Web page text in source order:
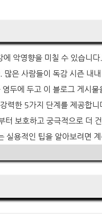
악영향을 미칠 수 있습니
은 사람들이 독감 시즌 내내
두에 두고 이 블로그 게시물
력한 5가지 단계를 제공합
터 보호하고 궁극적으로 더
실용적인 팁을 알아보려면